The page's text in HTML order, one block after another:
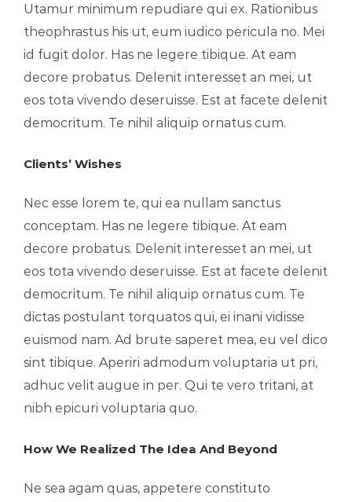
Utamur minimum repudiare qui ex. Rationibus
theophrastus his ut, eum iudico pericula no. Mei
id fugit dolor. Has ne legere tibique. At eam
decore probatus. Delenit interesset an mei, ut
eos tota vivendo deseruisse. Est at facete delenit
democritum. Te nihil aliquip ornatus cum.
Clients’ Wishes
Nec esse lorem te, qui ea nullam sanctus
conceptam. Has ne legere tibique. At eam
decore probatus. Delenit interesset an mei, ut
eos tota vivendo deseruisse. Est at facete delenit
democritum. Te nihil aliquip ornatus cum. Te
dictas postulant torquatos qui, ei inani vidisse
euismod nam. Ad brute saperet mea, eu vel dico
sint tibique. Aperiri admodum voluptaria ut pri,
adhuc velit augue in per. Qui te vero tritani, at
nibh epicuri voluptaria quo.
How We Realized The Idea And Beyond
Ne sea agam quas, appetere constituto